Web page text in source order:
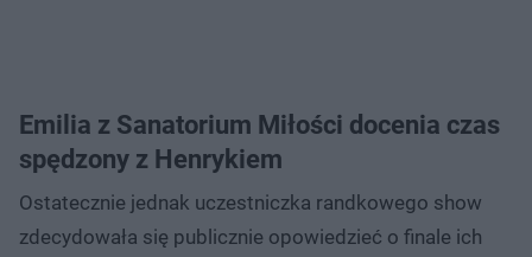
Emilia z Sanatorium Miłości docenia czas
spędzony z Henrykiem
Ostatecznie jednak uczestniczka randkowego show
zdecydowała się publicznie opowiedzieć o finale ich